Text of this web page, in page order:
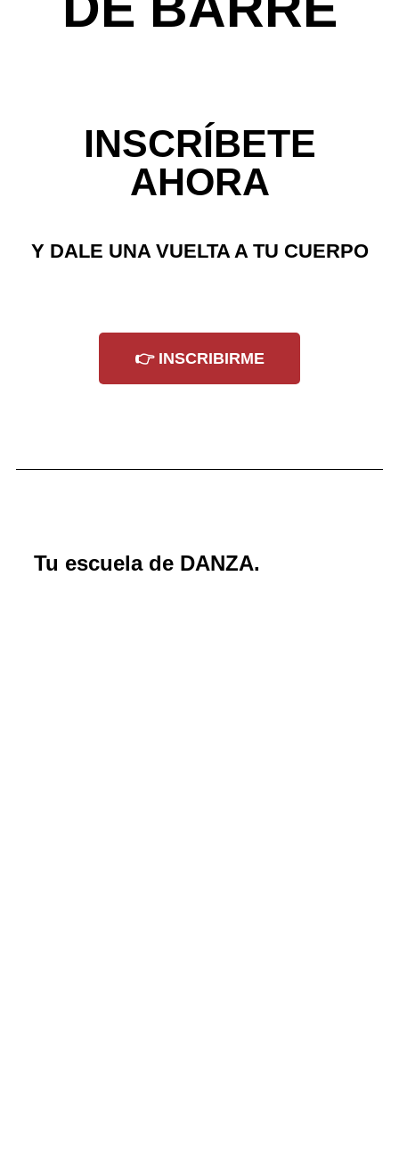
INSCRÍBETE
AHORA
Y DALE UNA VUELTA A TU CUERPO
👉 INSCRIBIRME
Tu escuela de DANZA.